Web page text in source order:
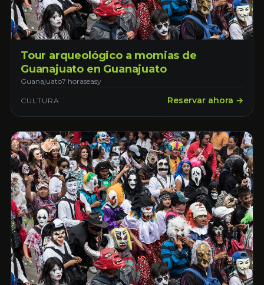
Tour arqueológico a momias de
Guanajuato en Guanajuato
Guanajuato7 horaseasy
CULTURA Reservar ahora →